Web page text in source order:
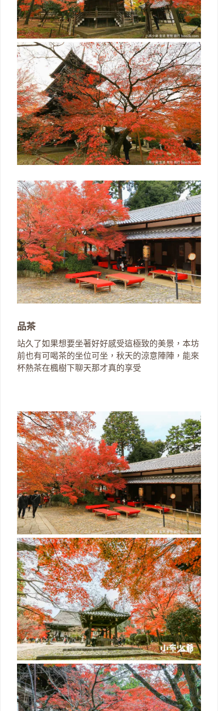
品茶
站久了如果想要坐著好好感受這極致的美景，本坊
前也有可喝茶的坐位可坐，秋天的涼意陣陣，能來
杯熱茶在楓樹下聊天那才真的享受